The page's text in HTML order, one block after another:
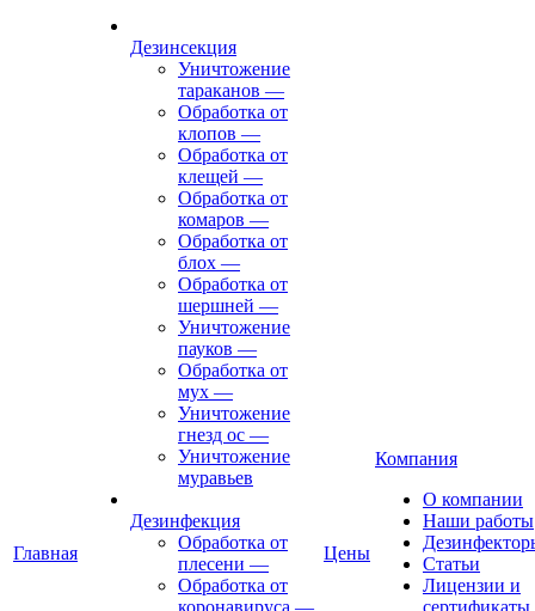
Главная
Дезинсекция
Уничтожение
тараканов —
Обработка от
клопов —
Обработка от
клещей —
Обработка от
комаров —
Обработка от
блох —
Обработка от
шершней —
Уничтожение
пауков —
Обработка от
мух —
Уничтожение
гнезд ос —
Уничтожение
муравьев
Дезинфекция
Обработка от
плесени —
Обработка от
коронавируса —
Цены
Компания
О компании
Наши работы
Статьи
Лицензии и
сертификаты